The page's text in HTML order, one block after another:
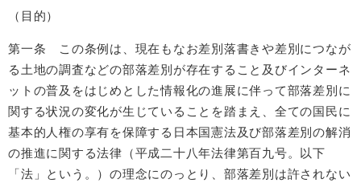
（目的）
第一条 この条例は、現在もなお差別落書きや差別につなが
る土地の調査などの部落差別が存在すること及びインターネ
ットの普及をはじめとした情報化の進展に伴って部落差別に
関する状況の変化が生じていることを踏まえ、全ての国民に
基本的人権の享有を保障する日本国憲法及び部落差別の解消
の推進に関する法律（平成二十八年法律第百九号。以下
「法」という。）の理念にのっとり、部落差別は許されない